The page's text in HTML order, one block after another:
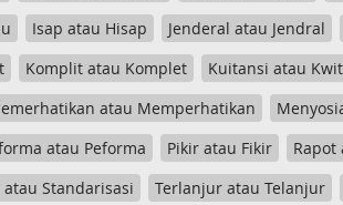
Isap atau Hisap Jenderal atau Jendral
Komplit atau Komplet Kuitansi atau
atau Memperhatikan
atau Peforma Pikir atau Fikir Rapot
Standarisasi Terlanjur atau Telanjur